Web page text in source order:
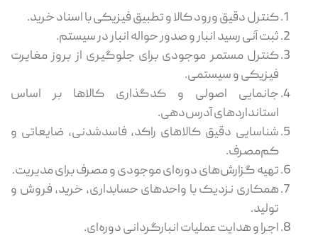
کنترل دقیق ورود کالا و تطبیق فیزیکی با اسناد خرید.
ثبت آنی رسید انبار و صدور حواله انبار در سیستم.
کنترل مستمر موجودی برای جلوگیری از بروز مغایرت
فیزیکی و سیستمی.
جانمایی اصولی و کدگذاری کالاها بر اساس
استانداردهای آدرس‌دهی.
شناسایی دقیق کالاهای راکد، فاسدشدنی، ضایعاتی و
کم‌مصرف.
تهیه گزارش‌های دوره‌ای موجودی و مصرف برای مدیریت.
همکاری نزدیک با واحدهای حسابداری، خرید، فروش و
تولید.
اجرا و هدایت عملیات انبارگردانی دوره‌ای.